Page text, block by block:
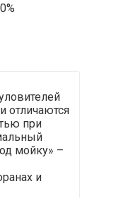
отличаются
при
мойку» –
и